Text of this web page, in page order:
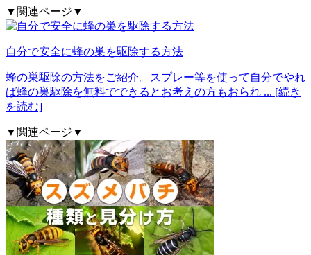
▼関連ページ▼
自分で安全に蜂の巣を駆除する方法
蜂の巣駆除の方法をご紹介。スプレー等を使って自分でやれ
ば蜂の巣駆除を無料でできるとお考えの方もおられ ... [続き
を読む]
▼関連ページ▼